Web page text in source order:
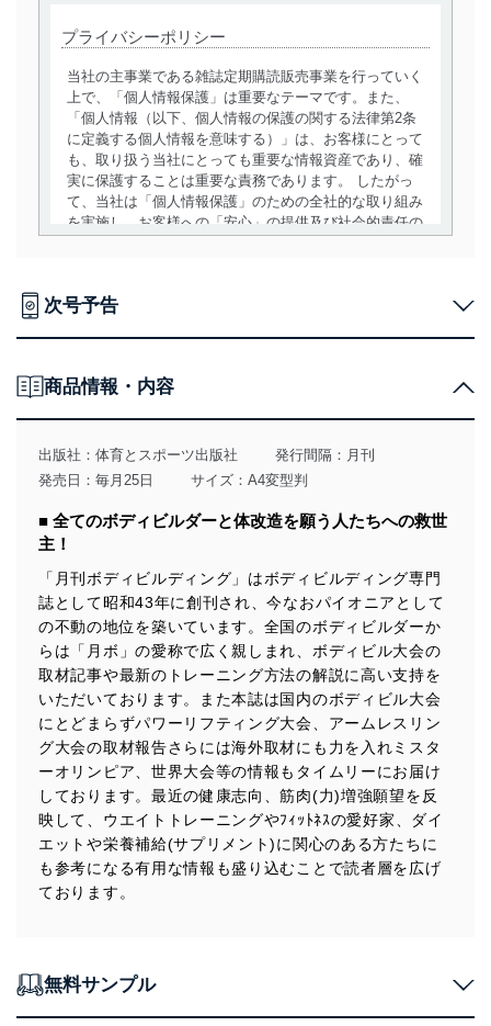
プライバシーポリシー
当社の主事業である雑誌定期購読販売事業を行っていく
上で、「個人情報保護」は重要なテーマです。また、
「個人情報（以下、個人情報の保護の関する法律第2条
に定義する個人情報を意味する）」は、お客様にとって
も、取り扱う当社にとっても重要な情報資産であり、確
実に保護することは重要な責務であります。 したがっ
て、当社は「個人情報保護」のための全社的な取り組み
を実施し、お客様への「安心」の提供及び社会的責任の
用目的を明確にし、本人の同意を得たうえで利用目的の
得・利用・提供を行います。また、当社が保有している
みを確実にするため、従業者等の教育を徹底してまいり
措置を講じます。
法令遵守
当社は、個人情報に関連する法令、国が定める指針及び
その他の規範を遵守します。また、当社の管理の仕組み
に、これらの法令及びその他の規範を常に適合させま
す。
個人情報の安全管理措置
当社は、個人情報の正確性及び安全性を確保するため
に、下記セキュリティ対策をはじめとする安全対策を実
施し、個人情報の漏えい、滅失またはき損の防止及び是
正に努めます。
アクセス制御
個人データを取り扱うことのできる機器及び当該
機器を取り扱う従業者を明確化し、 個人データへ
の不要なアクセスを防止しています。
ベース等を取り扱う情報システムを使用する従業
者を識別・認証しています。
次号予告
商品情報・内容
出版社： 体育とスポーツ出版社
発行間隔：月刊
発売日：毎月25日
サイズ：A4変型判
■ 全てのボディビルダーと体改造を願う人たちへの救世
主！
「月刊ボディビルディング」はボディビルディング専門
誌として昭和43年に創刊され、今なおパイオニアとして
の不動の地位を築いています。全国のボディビルダーか
らは「月ボ」の愛称で広く親しまれ、ボディビル大会の
取材記事や最新のトレーニング方法の解説に高い支持を
いただいております。また本誌は国内のボディビル大会
にとどまらずパワーリフティング大会、アームレスリン
グ大会の取材報告さらには海外取材にも力を入れミスタ
ーオリンピア、世界大会等の情報もタイムリーにお届け
しております。最近の健康志向、筋肉(力)増強願望を反
映して、ウエイトトレーニングやﾌｨｯﾄﾈｽの愛好家、ダイ
エットや栄養補給(サプリメント)に関心のある方たちに
も参考になる有用な情報も盛り込むことで読者層を広げ
ております。
無料サンプル